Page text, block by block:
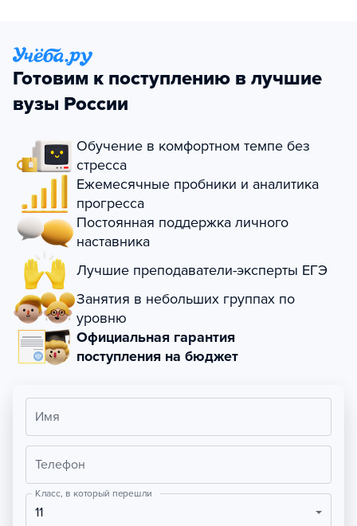
Готовим к поступлению в лучшие
вузы России
Обучение в комфортном темпе без
стресса
Ежемесячные пробники и аналитика
прогресса
Постоянная поддержка личного
наставника
Лучшие преподаватели-эксперты ЕГЭ
Занятия в небольших группах по
уровню
Официальная гарантия
поступления на бюджет
Имя
Телефон
Класс, в который перешли
11